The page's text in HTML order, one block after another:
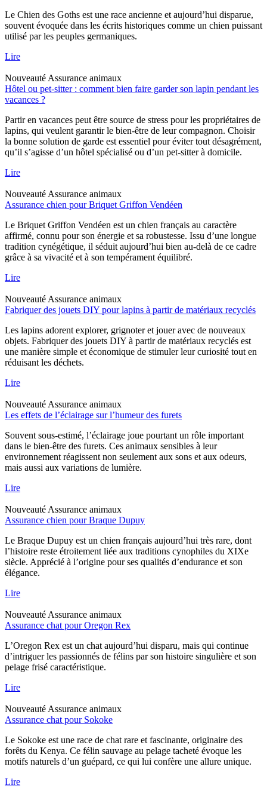
Le Chien des Goths est une race ancienne et aujourd’hui disparue,
souvent évoquée dans les écrits historiques comme un chien puissant
utilisé par les peuples germaniques.
Lire
Nouveauté Assurance animaux
Hôtel ou pet-sitter : comment bien faire garder son lapin pendant les
vacances ?
Partir en vacances peut être source de stress pour les propriétaires de
lapins, qui veulent garantir le bien-être de leur compagnon. Choisir
la bonne solution de garde est essentiel pour éviter tout désagrément,
qu’il s’agisse d’un hôtel spécialisé ou d’un pet-sitter à domicile.
Lire
Nouveauté Assurance animaux
Assurance chien pour Briquet Griffon Vendéen
Le Briquet Griffon Vendéen est un chien français au caractère
affirmé, connu pour son énergie et sa robustesse. Issu d’une longue
tradition cynégétique, il séduit aujourd’hui bien au-delà de ce cadre
grâce à sa vivacité et à son tempérament équilibré.
Lire
Nouveauté Assurance animaux
Fabriquer des jouets DIY pour lapins à partir de matériaux recyclés
Les lapins adorent explorer, grignoter et jouer avec de nouveaux
objets. Fabriquer des jouets DIY à partir de matériaux recyclés est
une manière simple et économique de stimuler leur curiosité tout en
réduisant les déchets.
Lire
Nouveauté Assurance animaux
Les effets de l’éclairage sur l’humeur des furets
Souvent sous-estimé, l’éclairage joue pourtant un rôle important
dans le bien-être des furets. Ces animaux sensibles à leur
environnement réagissent non seulement aux sons et aux odeurs,
mais aussi aux variations de lumière.
Lire
Nouveauté Assurance animaux
Assurance chien pour Braque Dupuy
Le Braque Dupuy est un chien français aujourd’hui très rare, dont
l’histoire reste étroitement liée aux traditions cynophiles du XIXe
siècle. Apprécié à l’origine pour ses qualités d’endurance et son
élégance.
Lire
Nouveauté Assurance animaux
Assurance chat pour Oregon Rex
L’Oregon Rex est un chat aujourd’hui disparu, mais qui continue
d’intriguer les passionnés de félins par son histoire singulière et son
pelage frisé caractéristique.
Lire
Nouveauté Assurance animaux
Assurance chat pour Sokoke
Le Sokoke est une race de chat rare et fascinante, originaire des
forêts du Kenya. Ce félin sauvage au pelage tacheté évoque les
motifs naturels d’un guépard, ce qui lui confère une allure unique.
Lire